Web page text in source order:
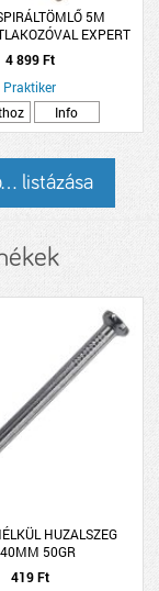
5M
EXPERT
4 899 Ft
Praktiker
Info
listázása
HUZALSZEG
50GR
419 Ft